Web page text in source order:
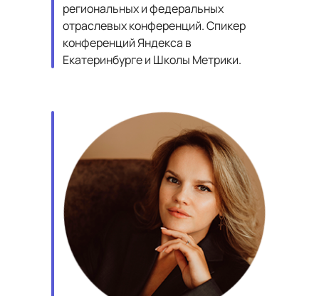
региональных и федеральных
отраслевых конференций. Спикер
конференций Яндекса в
Екатеринбурге и Школы Метрики.